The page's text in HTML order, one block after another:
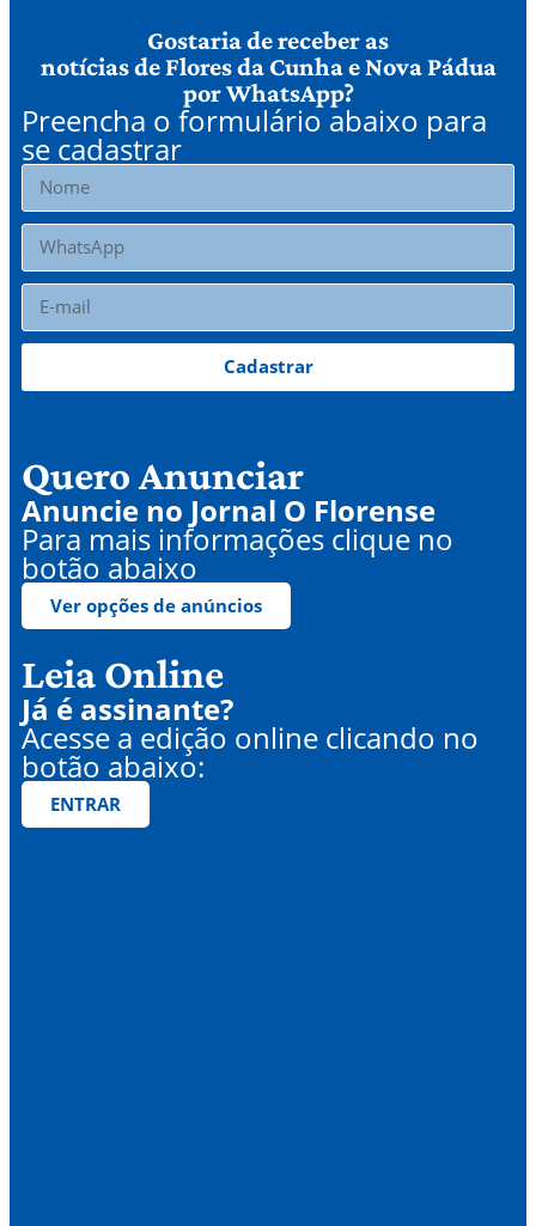
Gostaria de receber as
notícias de Flores da Cunha e Nova Pádua
por WhatsApp?
Preencha o formulário abaixo para
se cadastrar
Cadastrar
Quero Anunciar
Anuncie no Jornal O Florense
Para mais informações clique no
botão abaixo
Ver opções de anúncios
Leia Online
Já é assinante?
Acesse a edição online clicando no
botão abaixo:
ENTRAR